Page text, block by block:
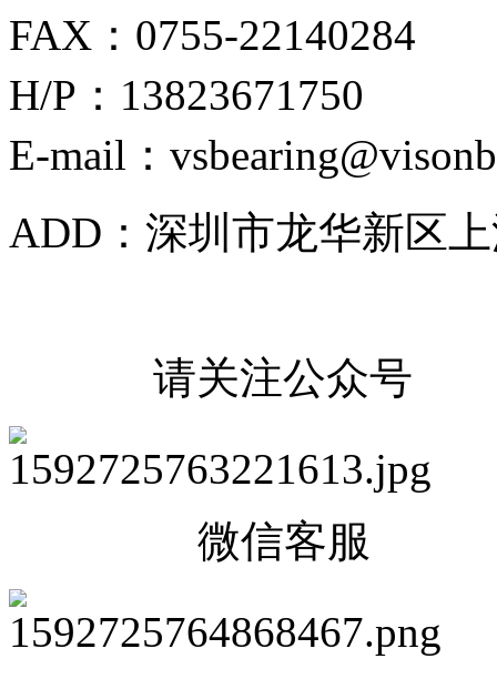
FAX：0755-22140284
H/P：13823671750
E-mail：
ADD：深圳市龙华新区
请关注公众号
微信客服